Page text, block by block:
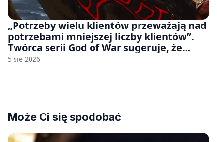
„Potrzeby wielu klientów przeważają nad
potrzebami mniejszej liczby klientów”.
Twórca serii God of War sugeruje, że
rozumie, dlaczego Sony rezygnuje z gier
5 sie 2026
Może Ci się spodobać